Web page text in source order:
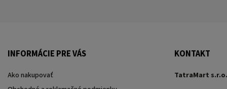
INFORMÁCIE PRE VÁS
Ako nakupovať
KONTAKT
TatraMart s.r.o.